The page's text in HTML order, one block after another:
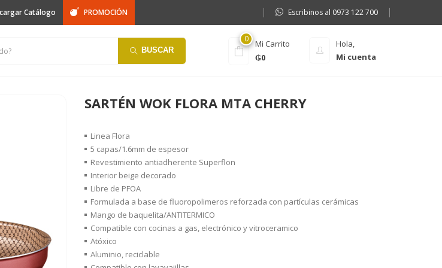
Catálogo PROMOCIÓN Escribinos al 0973 122 700
BUSCAR
Hola,
Mi cuenta
0
Mi Carrito
₲0
SARTÉN WOK FLORA MTA CHERRY
Linea Flora
5 capas/1.6mm de espesor
Revestimiento antiadherente Superflon
Interior beige decorado
Libre de PFOA
Formulada a base de fluoropolimeros reforzada con partículas cerámicas
Mango de baquelita/ANTITERMICO
Compatible con cocinas a gas, electrónico y vitroceramico
Atóxico
Aluminio, reciclable